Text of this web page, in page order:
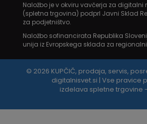
Naložbo je v okviru vavčerja za digitalni
(spletna trgovina) podprl Javni Sklad
za podjetništvo.
Naložbo sofinancirata Republika
unija iz Evropskega sklada za
© 2026 KUPČIČ, prodaja, servis,
digitalnisvet.si | Vse pravice
izdelava spletne trgovine